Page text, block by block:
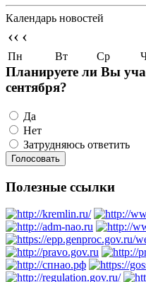
Календарь новостей
‹‹ ‹
Пн Вт Ср
Планируете ли Вы
сентября?
Да
Нет
Затрудняюсь ответить
Полезные ссылки